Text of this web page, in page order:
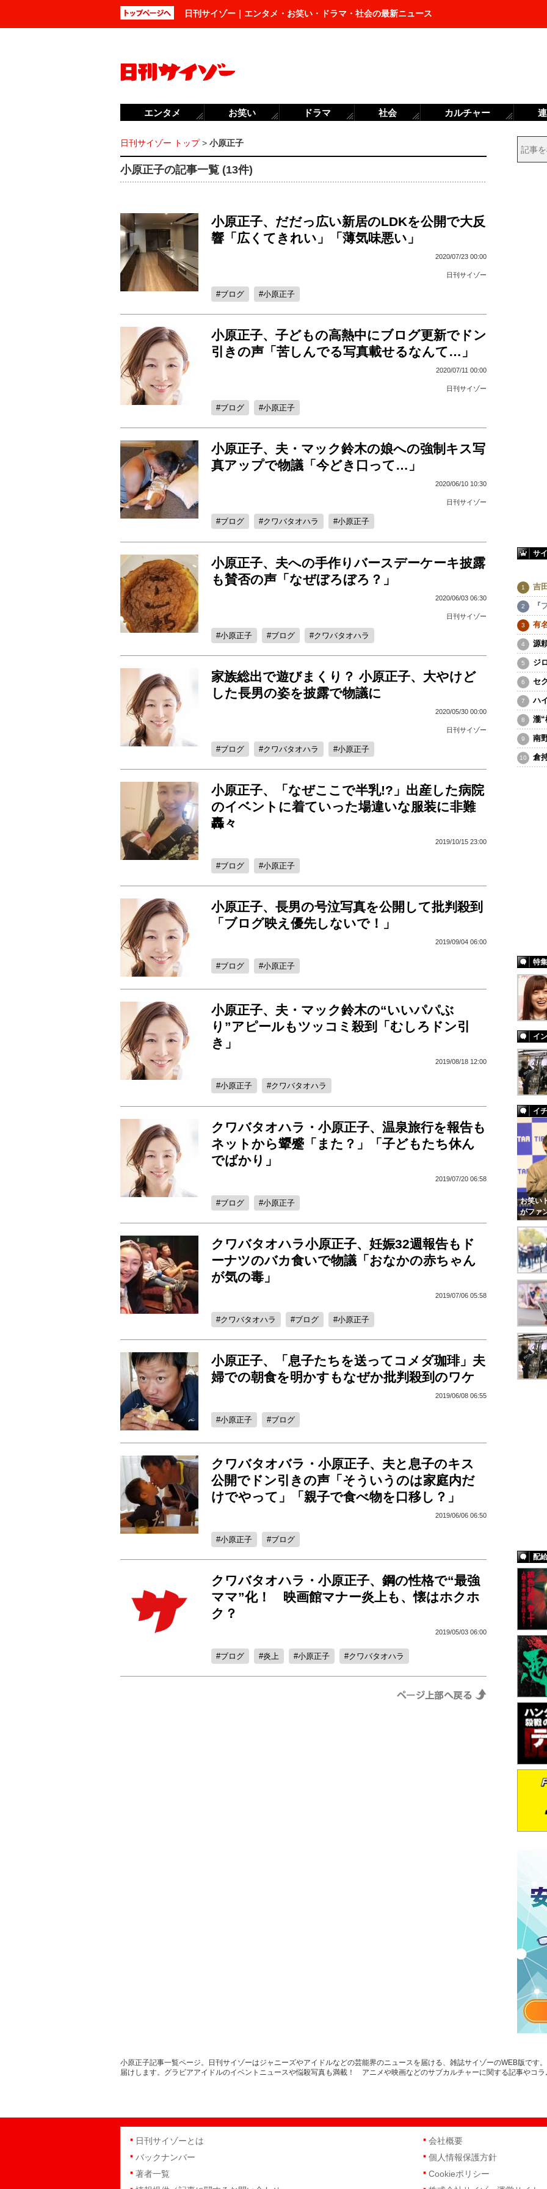
日刊サイゾー｜エンタメ・お笑い・ドラマ・社会の最新ニュース
日刊サイゾー トップ> 小原正子
小原正子の記事一覧 (13件)
小原正子、だだっ広い新居のLDKを公開で大反
響「広くてきれい」「薄気味悪い」
2020/07/23 00:00
日刊サイゾー
ブログ 小原正子
小原正子、子どもの高熱中にブログ更新でドン
引きの声「苦しんでる写真載せるなんて…」
2020/07/11 00:00
日刊サイゾー
ブログ 小原正子
小原正子、夫・マック鈴木の娘への強制キス写
真アップで物議「今どき口って…」
2020/06/10 10:30
日刊サイゾー
ブログ クワバタオハラ 小原正子
小原正子、夫への手作りバースデーケーキ披露
も賛否の声「なぜぼろぼろ？」
2020/06/03 06:30
日刊サイゾー
小原正子 ブログ クワバタオハラ
家族総出で遊びまくり？ 小原正子、大やけど
した長男の姿を披露で物議に
2020/05/30 00:00
日刊サイゾー
ブログ クワバタオハラ 小原正子
小原正子、「なぜここで半乳!?」出産した病院
のイベントに着ていった場違いな服装に非難
轟々
2019/10/15 23:00
ブログ 小原正子
小原正子、長男の号泣写真を公開して批判殺到
「ブログ映え優先しないで！」
2019/09/04 06:00
ブログ 小原正子
小原正子、夫・マック鈴木の“いいパパぶ
り”アピールもツッコミ殺到「むしろドン引
き」
2019/08/18 12:00
小原正子 クワバタオハラ
クワバタオハラ・小原正子、温泉旅行を報告も
ネットから顰蹙「また？」「子どもたち休ん
でばかり」
2019/07/20 06:58
ブログ 小原正子
クワバタオハラ小原正子、妊娠32週報告もド
ーナツのバカ食いで物議「おなかの赤ちゃん
が気の毒」
2019/07/06 05:58
クワバタオハラ ブログ 小原正子
小原正子、「息子たちを送ってコメダ珈琲」夫
婦での朝食を明かすもなぜか批判殺到のワケ
2019/06/08 06:55
小原正子 ブログ
クワバタオバラ・小原正子、夫と息子のキス
公開でドン引きの声「そういうのは家庭内だ
けでやって」「親子で食べ物を口移し？」
2019/06/06 06:50
小原正子 ブログ
クワバタオハラ・小原正子、鋼の性格で“最強
ママ”化！ 映画館マナー炎上も、懐はホクホ
ク？
2019/05/03 06:00
ブログ 炎上 小原正子 クワバタオハラ
サ
吉
『
有
源
ジ
セ
ハ
瀧“
南
倉
特集
イ
イ
お笑い
がファ
配
小原正子記事一覧ページ。日刊サイゾーはジャニーズやアイドルなどの芸能界のニュースを届ける、雑誌サイゾーのWEB版です
届けします。グラビアアイドルのイベントニュースや悩殺写真も満載！ アニメや映画などのサブカルチャーに関する記事やコラ
エンタメ お笑い ドラマ 社会 カルチャー
日刊サイゾーとは
バックナンバー
著者一覧
会社概要
個人情報保護方針
Cookieポリシー